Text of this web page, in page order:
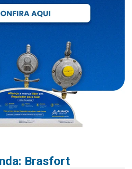
Brasfort